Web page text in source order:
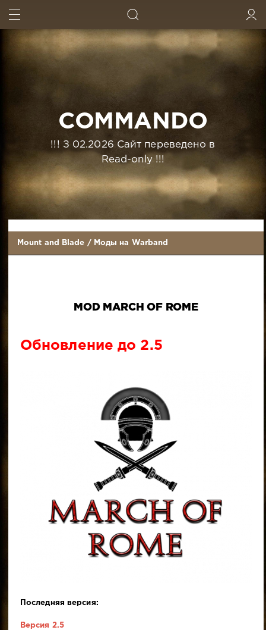
COMMANDO
!!! З 02.2026 Сайт переведено в
Read-only !!!
Mount and Blade / Моды на Warband
MOD MARCH OF ROME
Обновление до 2.5
Последняя версия:
Версия 2.5